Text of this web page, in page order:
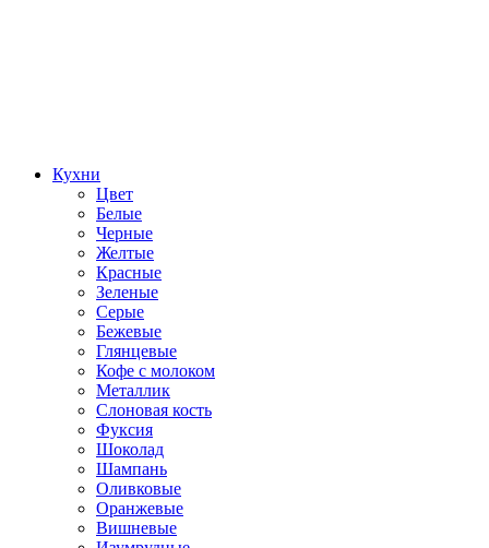
Кухни
Цвет
Белые
Черные
Желтые
Красные
Зеленые
Серые
Бежевые
Глянцевые
Кофе с молоком
Металлик
Слоновая кость
Фуксия
Шоколад
Шампань
Оливковые
Оранжевые
Вишневые